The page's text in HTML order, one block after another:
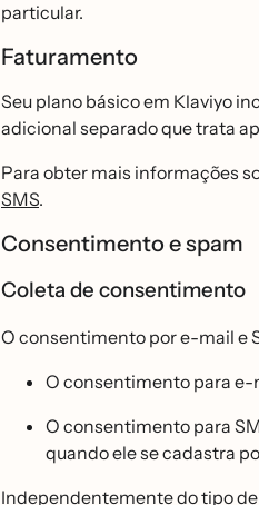
particular.
Faturamento
Seu plano básico em Klaviyo
adicional separado que trata
Para obter mais informações
SMS.
Consentimento e spam
Coleta de consentimento
O consentimento por e-mail e
O consentimento para e-
O consentimento para
quando ele se cadastra
Independentemente do tipo